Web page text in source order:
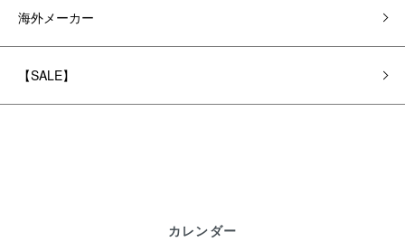
海外メーカー
【SALE】
カレンダー